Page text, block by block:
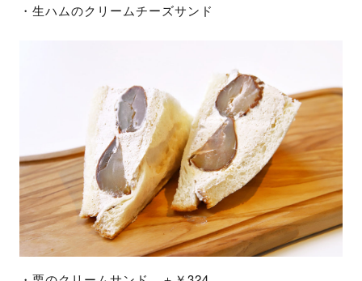
・生ハムのクリームチーズサンド